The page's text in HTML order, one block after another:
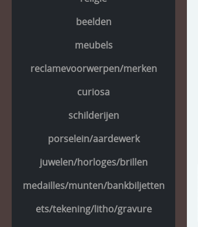
beelden
meubels
reclamevoorwerpen/merken
curiosa
schilderijen
porselein/aardewerk
juwelen/horloges/brillen
medailles/munten/bankbiljetten
ets/tekening/litho/gravure